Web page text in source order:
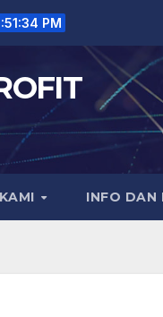
PM
INFO DAN